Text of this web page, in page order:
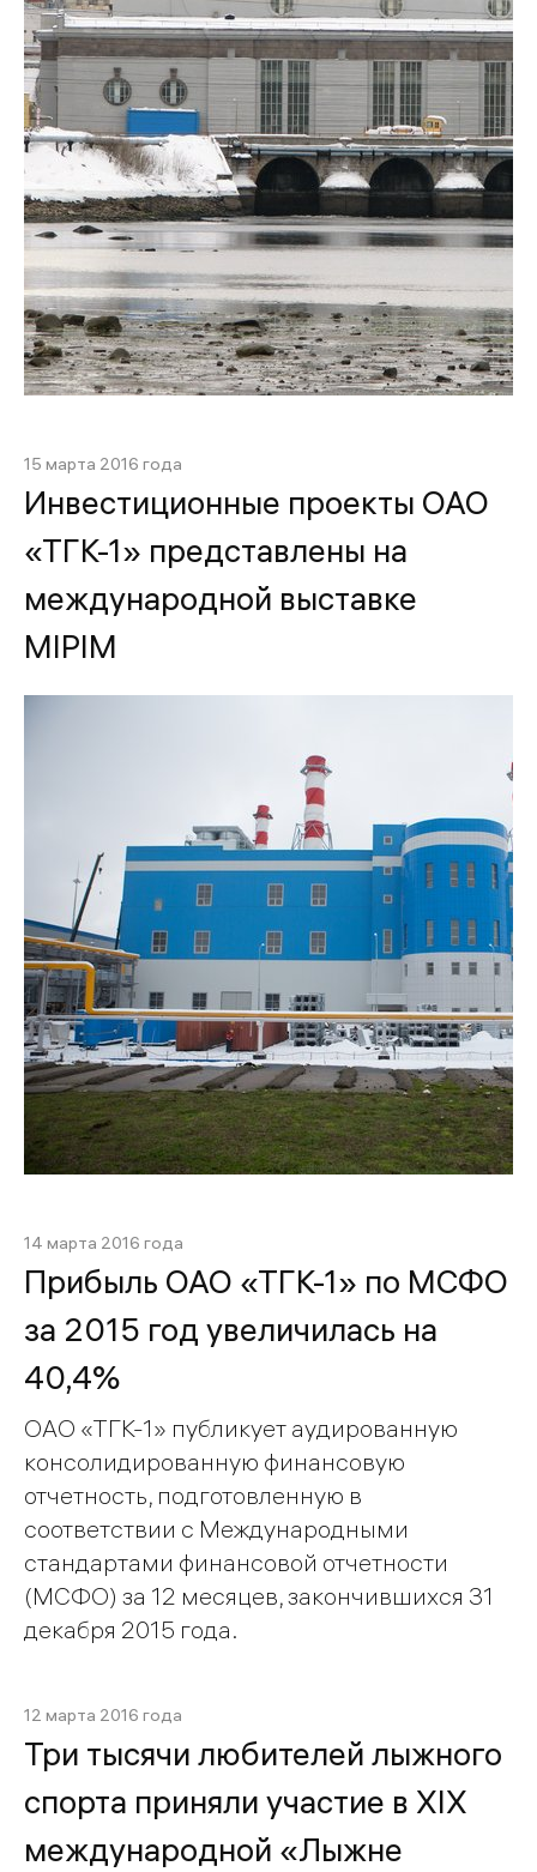
15 марта 2016 года
Инвестиционные проекты ОАО
«ТГК-1» представлены на
международной выставке
MIPIM
14 марта 2016 года
Прибыль ОАО «ТГК-1» по МСФО
за 2015 год увеличилась на
40,4%
ОАО «ТГК-1» публикует аудированную
консолидированную финансовую
отчетность, подготовленную в
соответствии с Международными
стандартами финансовой отчетности
(МСФО) за 12 месяцев, закончившихся 31
декабря 2015 года.
12 марта 2016 года
Три тысячи любителей лыжного
спорта приняли участие в XIX
международной «Лыжне